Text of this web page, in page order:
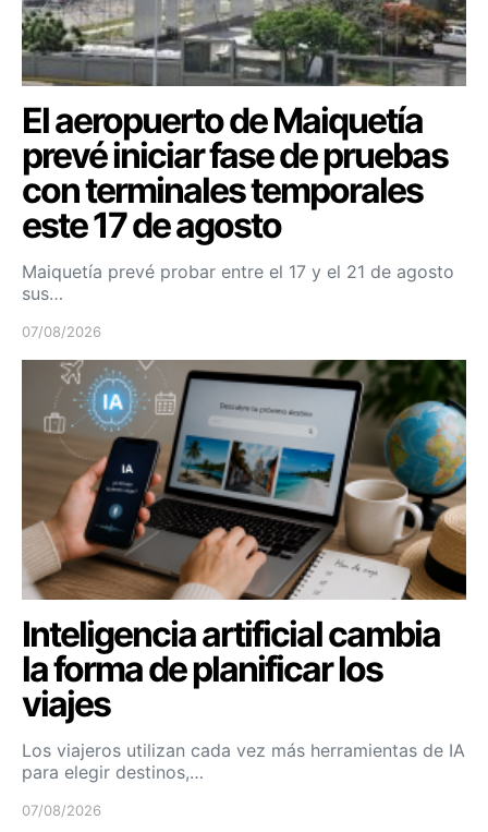
El aeropuerto de Maiquetía
prevé iniciar fase de pruebas
con terminales temporales
este 17 de agosto
Maiquetía prevé probar entre el 17 y el 21 de agosto
sus…
07/08/2026
Inteligencia artificial cambia
la forma de planificar los
viajes
Los viajeros utilizan cada vez más herramientas de IA
para elegir destinos,…
07/08/2026